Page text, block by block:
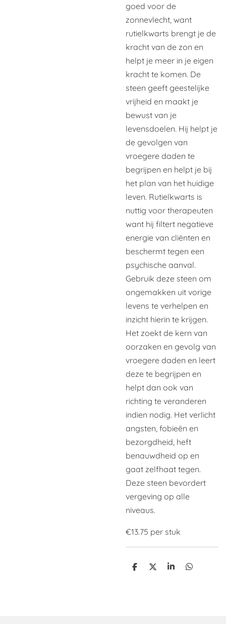
goed voor de
zonnevlecht, want
rutielkwarts brengt je de
kracht van de zon en
helpt je meer in je eigen
kracht te komen. De
steen geeft geestelijke
vrijheid en maakt je
bewust van je
levensdoelen. Hij helpt je
de gevolgen van
vroegere daden te
begrijpen en helpt je bij
het plan van het huidige
leven. Rutielkwarts is
nuttig voor therapeuten
want hij filtert negatieve
energie van cliënten en
beschermt tegen een
psychische aanval.
Gebruik deze steen om
ongemakken uit vorige
levens te verhelpen en
inzicht hierin te krijgen.
Het zoekt de kern van
oorzaken en gevolg van
vroegere daden en leert
deze te begrijpen en
helpt dan ook van
richting te veranderen
indien nodig. Het verlicht
angsten, fobieën en
bezorgdheid, heft
benauwdheid op en
gaat zelfhaat tegen.
Deze steen bevordert
vergeving op alle
niveaus.
€13.75 per stuk
D
D
S
D